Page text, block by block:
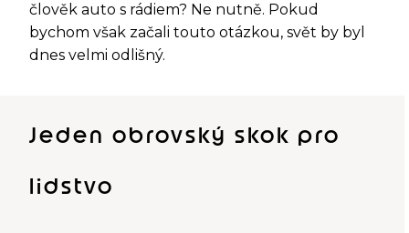
člověk auto s rádiem? Ne nutně. Pokud
bychom však začali touto otázkou, svět by byl
dnes velmi odlišný.
Jeden obrovský skok pro
lidstvo